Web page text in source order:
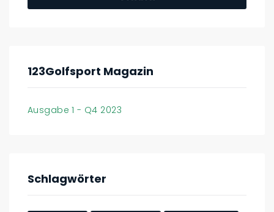
123Golfsport Magazin
Ausgabe 1 - Q4 2023
Schlagwörter